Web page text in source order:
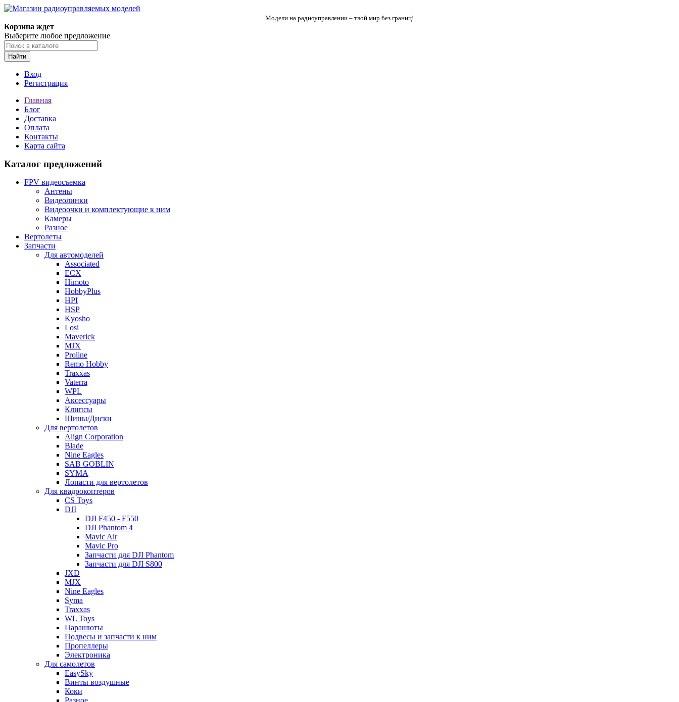
Модели на радиоуправлении – твой мир без границ!
Корзина ждет
Выберите любое предложение
Найти
Вход
Регистрация
Главная
Блог
Доставка
Оплата
Контакты
Карта сайта
Каталог предложений
FPV видеосъемка
Антены
Видеолинки
Видеоочки и комплектующие к ним
Камеры
Разное
Вертолеты
Запчасти
Для автомоделей
Associated
ECX
Himoto
HobbyPlus
HPI
HSP
Kyosho
Losi
Maverick
MJX
Proline
Remo Hobby
Traxxas
Vaterra
WPL
Аксессуары
Клипсы
Шины/Диски
Для вертолетов
Align Corporation
Blade
Nine Eagles
SAB GOBLIN
SYMA
Лопасти для вертолетов
Для квадрокоптеров
CS Toys
DJI
DJI F450 - F550
DJI Phantom 4
Mavic Air
Mavic Pro
Запчасти для DJI Phantom
Запчасти для DJI S800
JXD
MJX
Nine Eagles
Syma
Traxxas
WL Toys
Парашюты
Подвесы и запчасти к ним
Пропеллеры
Электроника
Для самолетов
EasySky
Винты воздушные
Коки
Разное